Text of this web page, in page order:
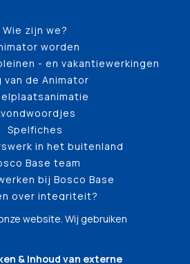
Wie zijn we?
worden
- en vakantiewerkingen
van de Animator
Spelfiches
in het buitenland
Base team
bij Bosco Base
over integriteit?
website. Wij gebruiken
& Inhoud van externe